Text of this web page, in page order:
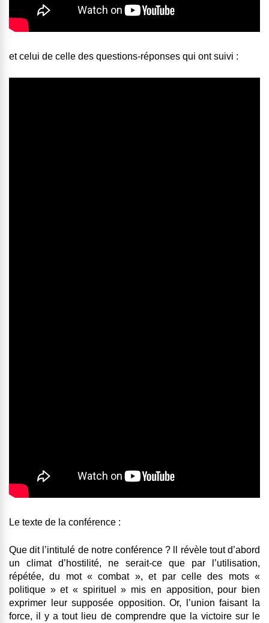
et celui de celle des questions-réponses qui ont suivi :
Le texte de la conférence :
Que dit l’intitulé de notre conférence ? ll révèle tout d’abord
un climat d’hostilité, ne serait-ce que par l’utilisation,
répétée, du mot « combat », et par celle des mots «
politique » et « spirituel » mis en apposition, pour bien
exprimer leur supposée opposition. Or, l’union faisant la
force, il y a tout lieu de comprendre que la victoire sur le